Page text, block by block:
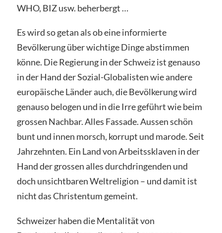
WHO, BIZ usw. beherbergt …
Es wird so getan als ob eine informierte
Bevölkerung über wichtige Dinge abstimmen
könne. Die Regierung in der Schweiz ist genauso
in der Hand der Sozial-Globalisten wie andere
europäische Länder auch, die Bevölkerung wird
genauso belogen und in die Irre geführt wie beim
grossen Nachbar. Alles Fassade. Aussen schön
bunt und innen morsch, korrupt und marode. Seit
Jahrzehnten. Ein Land von Arbeitssklaven in der
Hand der grossen alles durchdringenden und
doch unsichtbaren Weltreligion – und damit ist
nicht das Christentum gemeint.
Schweizer haben die Mentalität von